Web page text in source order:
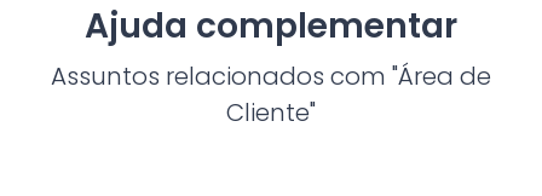
Ajuda complementar
Assuntos relacionados com "Área de
Cliente"